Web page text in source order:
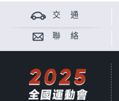
交 通
聯 絡